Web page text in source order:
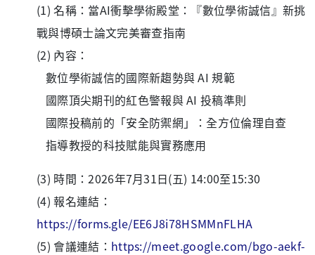
(1) 名稱：當AI衝擊學術殿堂：『數位學術誠信』新挑
戰與博碩士論文完美審查指南
(2) 內容：
數位學術誠信的國際新趨勢與 AI 規範
國際頂尖期刊的紅色警報與 AI 投稿準則
國際投稿前的「安全防禦網」：全方位倫理自查
指導教授的科技賦能與實務應用
(3) 時間：2026年7月31日(五) 14:00至15:30
(4) 報名連結：
https://forms.gle/EE6J8i78HSMMnFLHA
(5) 會議連結： https://meet.google.com/bgo-aekf-